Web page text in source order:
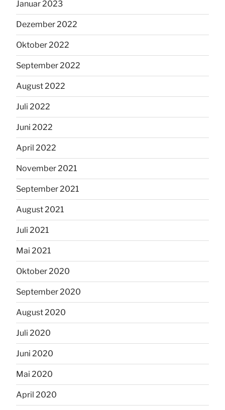
Januar 2023
Dezember 2022
Oktober 2022
September 2022
August 2022
Juli 2022
Juni 2022
April 2022
November 2021
September 2021
August 2021
Juli 2021
Mai 2021
Oktober 2020
September 2020
August 2020
Juli 2020
Juni 2020
Mai 2020
April 2020